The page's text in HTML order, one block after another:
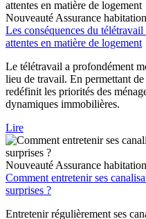
Nouveauté Assurance habitation
Les conséquences du
attentes en matière de logement
Le télétravail a profondément
lieu de travail. En permettant
redéfinit les priorités des
dynamiques immobilières.
Lire
Nouveauté Assurance habitation
Comment entretenir ses
surprises ?
Entretenir régulièrement ses